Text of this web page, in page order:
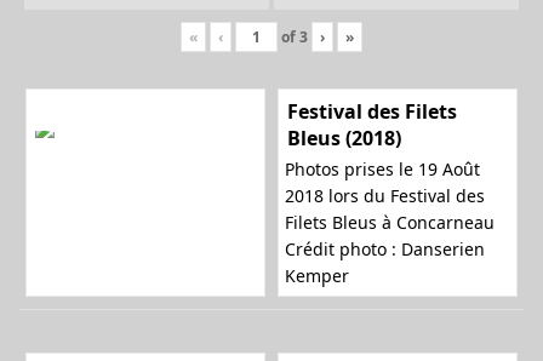
« ‹ of3 › »
Festival des Filets
Bleus (2018)
Photos prises le 19 Août
2018 lors du Festival des
Filets Bleus à Concarneau
Crédit photo : Danserien
Kemper